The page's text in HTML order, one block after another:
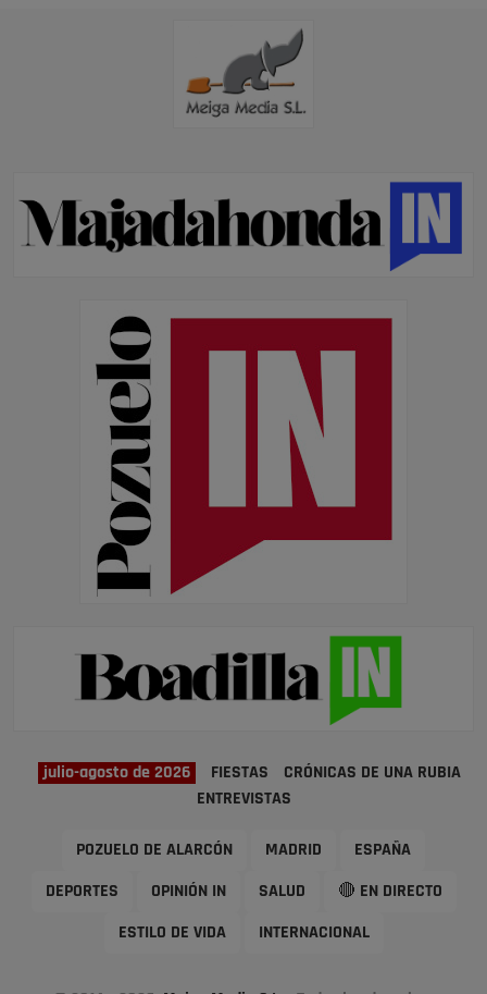
julio-agosto de 2026 FIESTAS
CRÓNICAS DE UNA RUBIA
ENTREVISTAS
POZUELO DE ALARCÓN MADRID ESPAÑA
DEPORTES OPINIÓN IN SALUD 🔴 EN DIRECTO
ESTILO DE VIDA INTERNACIONAL